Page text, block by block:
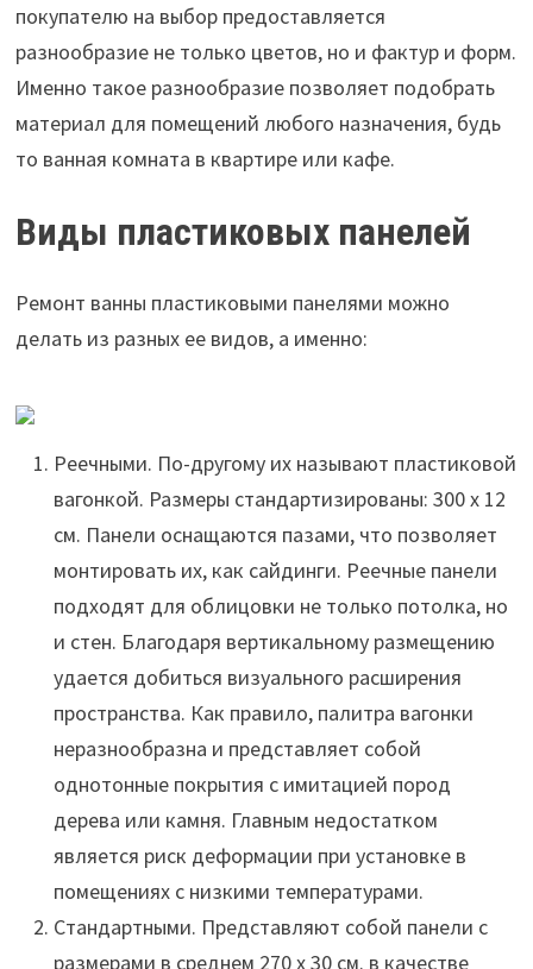
покупателю на выбор предоставляется
разнообразие не только цветов, но и фактур и форм.
Именно такое разнообразие позволяет подобрать
материал для помещений любого назначения, будь
то ванная комната в квартире или кафе.
Виды пластиковых панелей
Ремонт ванны пластиковыми панелями можно
делать из разных ее видов, а именно:
Реечными. По-другому их называют пластиковой
вагонкой. Размеры стандартизированы: 300 х 12
см. Панели оснащаются пазами, что позволяет
монтировать их, как сайдинги. Реечные панели
подходят для облицовки не только потолка, но
и стен. Благодаря вертикальному размещению
удается добиться визуального расширения
пространства. Как правило, палитра вагонки
неразнообразна и представляет собой
однотонные покрытия с имитацией пород
дерева или камня. Главным недостатком
является риск деформации при установке в
помещениях с низкими температурами.
Стандартными. Представляют собой панели с
размерами в среднем 270 х 30 см. в качестве